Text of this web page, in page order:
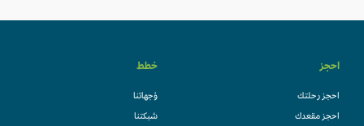
احجز
احجز رحلتك
احجز مقعدك
خطط
وُجهاتنا
شبكتنا